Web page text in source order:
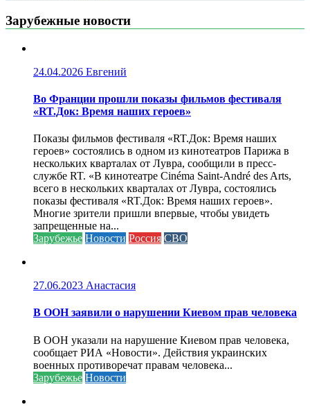
Зарубежные новости
24.04.2026 Евгений
Во Франции прошли показы фильмов фестиваля
«RT.Док: Время наших героев»
Показы фильмов фестиваля «RT.Док: Время наших
героев» состоялись в одном из кинотеатров Парижа в
нескольких кварталах от Лувра, сообщили в пресс-
службе RT. «В кинотеатре Cinéma Saint-André des Arts,
всего в нескольких кварталах от Лувра, состоялись
показы фестиваля «RT.Док: Время наших героев».
Многие зрители пришли впервые, чтобы увидеть
запрещенные на...
Зарубежье Новости Россия СВО
27.06.2023 Анастасия
В ООН заявили о нарушении Киевом прав человека
В ООН указали на нарушение Киевом прав человека,
сообщает РИА «Новости». Действия украинских
военных противоречат правам человека...
Зарубежье Новости